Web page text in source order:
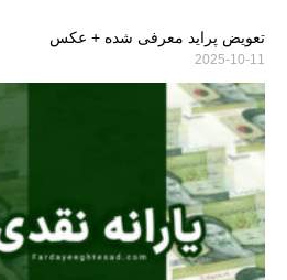
تعویض پراید معرفی شده + عکس
2025-10-11